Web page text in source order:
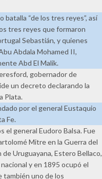
batalla “de los tres reyes”, así
tres reyes que formaron
Sebastián, y quienes
Abdala Mohamed II,
Abd El Malik.
gobernador de
un decreto declarando la
Plata.
por el general Eustaquio
Fe.
el general Eudoro Balsa. Fue
Mitre en la Guerra del
Uruguayana, Estero Bellaco,
y en 1895 ocupó el
también uno de los